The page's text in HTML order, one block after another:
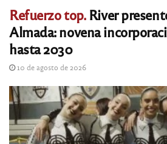
Refuerzo top.River
Almada: novena
hasta 2030
10 de agosto de 2026